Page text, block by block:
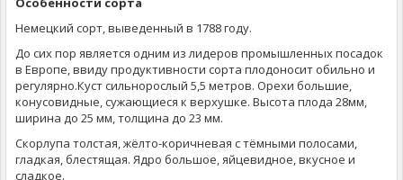
Немецкий сорт, выведенный в 1788 году.
До сих пор является одним из лидеров промышленных посадок
в Европе, ввиду продуктивности сорта плодоносит обильно и
регулярно.Куст сильнорослый 5,5 метров. Орехи большие,
конусовидные, сужающиеся к верхушке. Высота плода 28мм,
ширина до 25 мм, толщина до 23 мм.
Скорлупа толстая, жёлто-коричневая с тёмными полосами,
гладкая, блестящая. Ядро большое, яйцевидное, вкусное и
сладкое.